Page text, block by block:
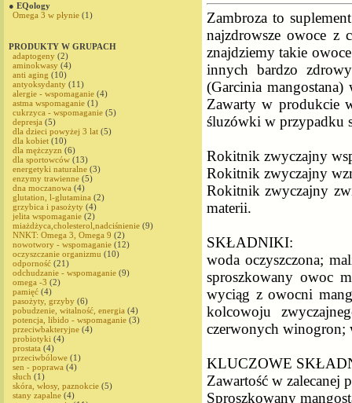
● EQology
Omega 3 w płynie (1)
PRODUKTY W GRUPACH
adaptogeny (2)
aminokwasy (4)
anti aging (10)
antyoksydanty (11)
alergie - wspomaganie (4)
astma wspomaganie (1)
cukrzyca - wspomaganie (5)
depresja (5)
dla dzieci powyżej 3 lat (5)
dla kobiet (10)
dla mężczyzn (6)
dla sportowców (13)
energetyki naturalne (3)
enzymy trawienne (5)
dna moczanowa (4)
glutation, l-glutamina (2)
grzybica i pasożyty (4)
jelita wspomaganie (2)
miażdżyca,cholesterol,nadciśnienie (9)
NNKT: Omega 3, Omega 9 (2)
nowotwory - wspomaganie (12)
oczyszczanie organizmu (10)
odporność (21)
odchudzanie - wspomaganie (9)
omega -3 (2)
pamięć (4)
pasożyty, grzyby (6)
pobudzenie, witalność, energia (4)
potencja, libido - wspomaganie (3)
przeciwbakteryjne (4)
probiotyki (4)
prostata (4)
przeciwbólowe (1)
sen - poprawa (4)
słuch (1)
skóra, włosy, paznokcie (5)
stany zapalne (4)
Zambroza to
najzdrowsze owoce z
znajdziemy takie
innych bardzo
(Garcinia
Zawarty w produkcie
śluzówki w przypadku
Rokitnik zwyczajny
Rokitnik zwyczajny
Rokitnik zwyczajny
materii.
SKŁADNIKI:
woda oczyszczona;
sproszkowany owoc
wyciąg z owocni
kolcowoju
czerwonych winogron;
KLUCZOWE
Zawartość w zalecanej
Sproszkowany